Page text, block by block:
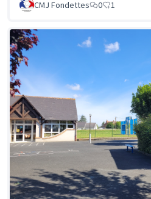
CMJ Fondettes 0 1